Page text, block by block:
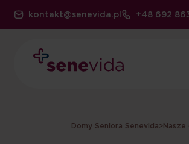
kontakt@senevida.pl +48 692
Domy Seniora Senevida>